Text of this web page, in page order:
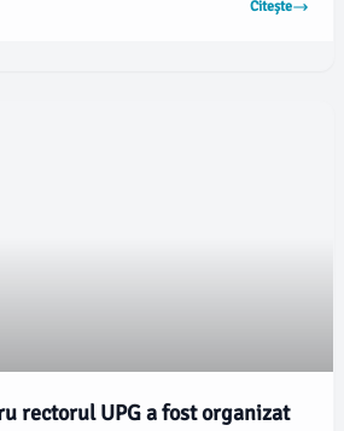
Citește
rectorul UPG a fost organizat